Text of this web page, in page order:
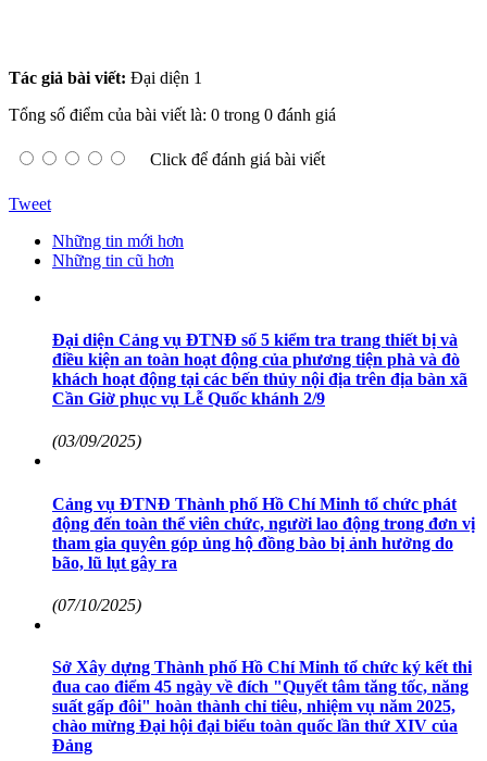
Tác giả bài viết: Đại diện 1
Tổng số điểm của bài viết là: 0 trong 0 đánh giá
Click để đánh giá bài viết
Tweet
Những tin mới hơn
Những tin cũ hơn
Đại diện Cảng vụ ĐTNĐ số 5 kiểm tra trang thiết bị và
điều kiện an toàn hoạt động của phương tiện phà và đò
khách hoạt động tại các bến thủy nội địa trên địa bàn xã
Cần Giờ phục vụ Lễ Quốc khánh 2/9
(03/09/2025)
Cảng vụ ĐTNĐ Thành phố Hồ Chí Minh tổ chức phát
động đến toàn thể viên chức, người lao động trong đơn vị
tham gia quyên góp ủng hộ đồng bào bị ảnh hưởng do
bão, lũ lụt gây ra
(07/10/2025)
Sở Xây dựng Thành phố Hồ Chí Minh tổ chức ký kết thi
đua cao điểm 45 ngày về đích "Quyết tâm tăng tốc, năng
suất gấp đôi" hoàn thành chỉ tiêu, nhiệm vụ năm 2025,
chào mừng Đại hội đại biểu toàn quốc lần thứ XIV của
Đảng